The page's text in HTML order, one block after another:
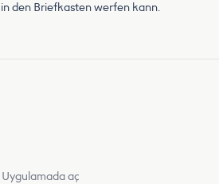
den Briefkasten werfen kann.
Uygulamada aç